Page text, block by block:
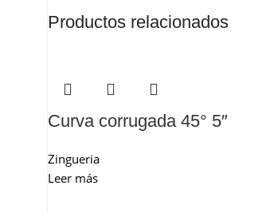
Productos relacionados
Curva corrugada 45° 5″
Zingueria
Leer más